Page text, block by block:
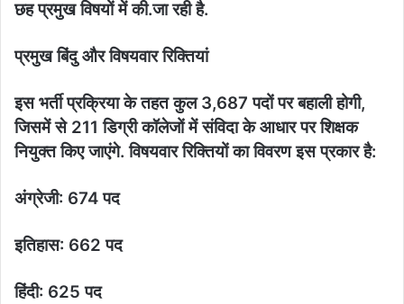
छह प्रमुख विषयों में की.जा रही है.
प्रमुख बिंदु और विषयवार रिक्तियां
​इस भर्ती प्रक्रिया के तहत कुल 3,687 पदों पर बहाली होगी,
जिसमें से 211 डिग्री कॉलेजों में संविदा के आधार पर शिक्षक
नियुक्त किए जाएंगे. विषयवार रिक्तियों का विवरण इस प्रकार है:
​अंग्रेजी: 674 पद
इतिहास: 662 पद
हिंदी: 625 पद